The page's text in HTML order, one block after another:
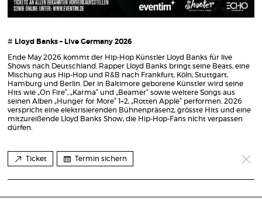
# Lloyd Banks – Live Germany 2026
Ende May 2026 kommt der Hip-Hop Künstler Lloyd Banks für live
Shows nach Deutschland. Rapper Lloyd Banks bringt seine Beats, eine
Mischung aus Hip-Hop und R&B nach Frankfurt, Köln, Stuttgart,
Hamburg und Berlin. Der in Baltimore geborene Künstler wird seine
Hits wie „On Fire“, „Karma“ und „Beamer“ sowie weitere Songs aus
seinen Alben „Hunger for More“ 1+2, „Rotten Apple“ performen. 2026
verspricht eine elektrisierenden Bühnenpräsenz, grösste Hits und eine
mitzureißende Lloyd Banks Show, die Hip-Hop-Fans nicht verpassen
dürfen.
Ticket Termin sichern